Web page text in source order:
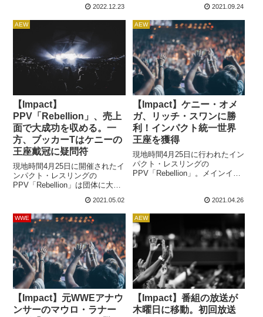
重要です。大手団体からのオフ
するのは難しいことですが、最
繋がりを保てることが明らかに
なりました。1人目は...
2022.12.23
チ・スワンとAEW世界王座チャ
ンピオンのケニー・オメガが激
突し、勝利したケニーがインパ
クト統一世界王座を獲得しまし
た。スワンにとって、ケニーと
の対決は非常に大きな意味があ
ったようです。Youtube番組
「The Sportsman」にゲスト...
2021.09.24
AEW
【Impact】
PPV「Rebellion」、売上
面で大成功を収める。一
方、ブッカーTはケニーの
王座戴冠に疑問符
現地時間4月25日に開催されたイ
ンパクト・レスリングの
PPV「Rebellion」は団体に大き
レスリング・オブザーバーのデ
イブ・メルツァーによれば、同
PPVはここ数年で最も成功した
インパクトのPPVになったそう
です。団体名がインパクト・レ
スリングになった後、最大の成
功を収めた(PPV購入件数が多か
った)イベントは「Slammive...
2021.05.02
AEW
【Impact】ケニー・オメ
ガ、リッチ・スワンに勝
利！インパクト統一世界
王座を獲得
現地時間4月25日に行われたイン
パクト・レスリングの
PPV「Rebellion」。メインイベ
ンと、AEW世界王座チャンピオ
イトル VS タイトル・マッチ」
でした。この試合は明らかに特
別扱いでした。アナウンスチー
ムには、元WWEの実況アナウン
サー、マウロ・ラナーロが特別
参加。A...
2021.04.26
WWE
【Impact】元WWEアナウ
ンサーのマウロ・ラナー
AEW
【Impact】番組の放送が
木曜日に移動。初回放送